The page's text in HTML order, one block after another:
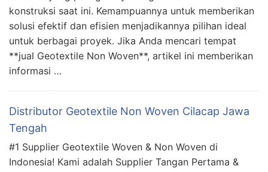
konstruksi saat ini. Kemampuannya untuk memberikan
solusi efektif dan efisien menjadikannya pilihan ideal
untuk berbagai proyek. Jika Anda mencari tempat
**jual Geotextile Non Woven**, artikel ini memberikan
informasi …
Distributor Geotextile Non Woven Cilacap Jawa
Tengah
#1 Supplier Geotextile Woven & Non Woven di
Indonesia! Kami adalah Supplier Tangan Pertama &